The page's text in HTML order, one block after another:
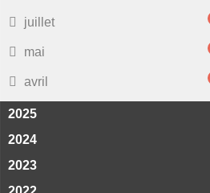
juillet
mai
avril
2025
2024
2023